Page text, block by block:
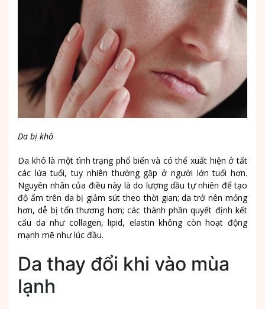
Da bị khô
Da khô là một tình trạng phổ biến và có thể xuất hiện ở tất
các lứa tuổi, tuy nhiên thường gặp ở người lớn tuổi hơn.
Nguyên nhân của điều này là do lượng dầu tự nhiên để tạo
độ ẩm trên da bị giảm sút theo thời gian; da trở nên mỏng
hơn, dễ bị tổn thương hơn; các thành phần quyết định kết
cấu da như collagen, lipid, elastin không còn hoạt động
mạnh mẽ như lúc đầu.
Da thay đổi khi vào mùa
lạnh